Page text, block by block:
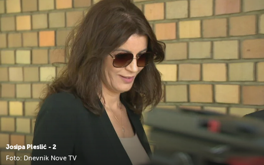
Josipa Pleslić - 2
Foto: Dnevnik Nove TV